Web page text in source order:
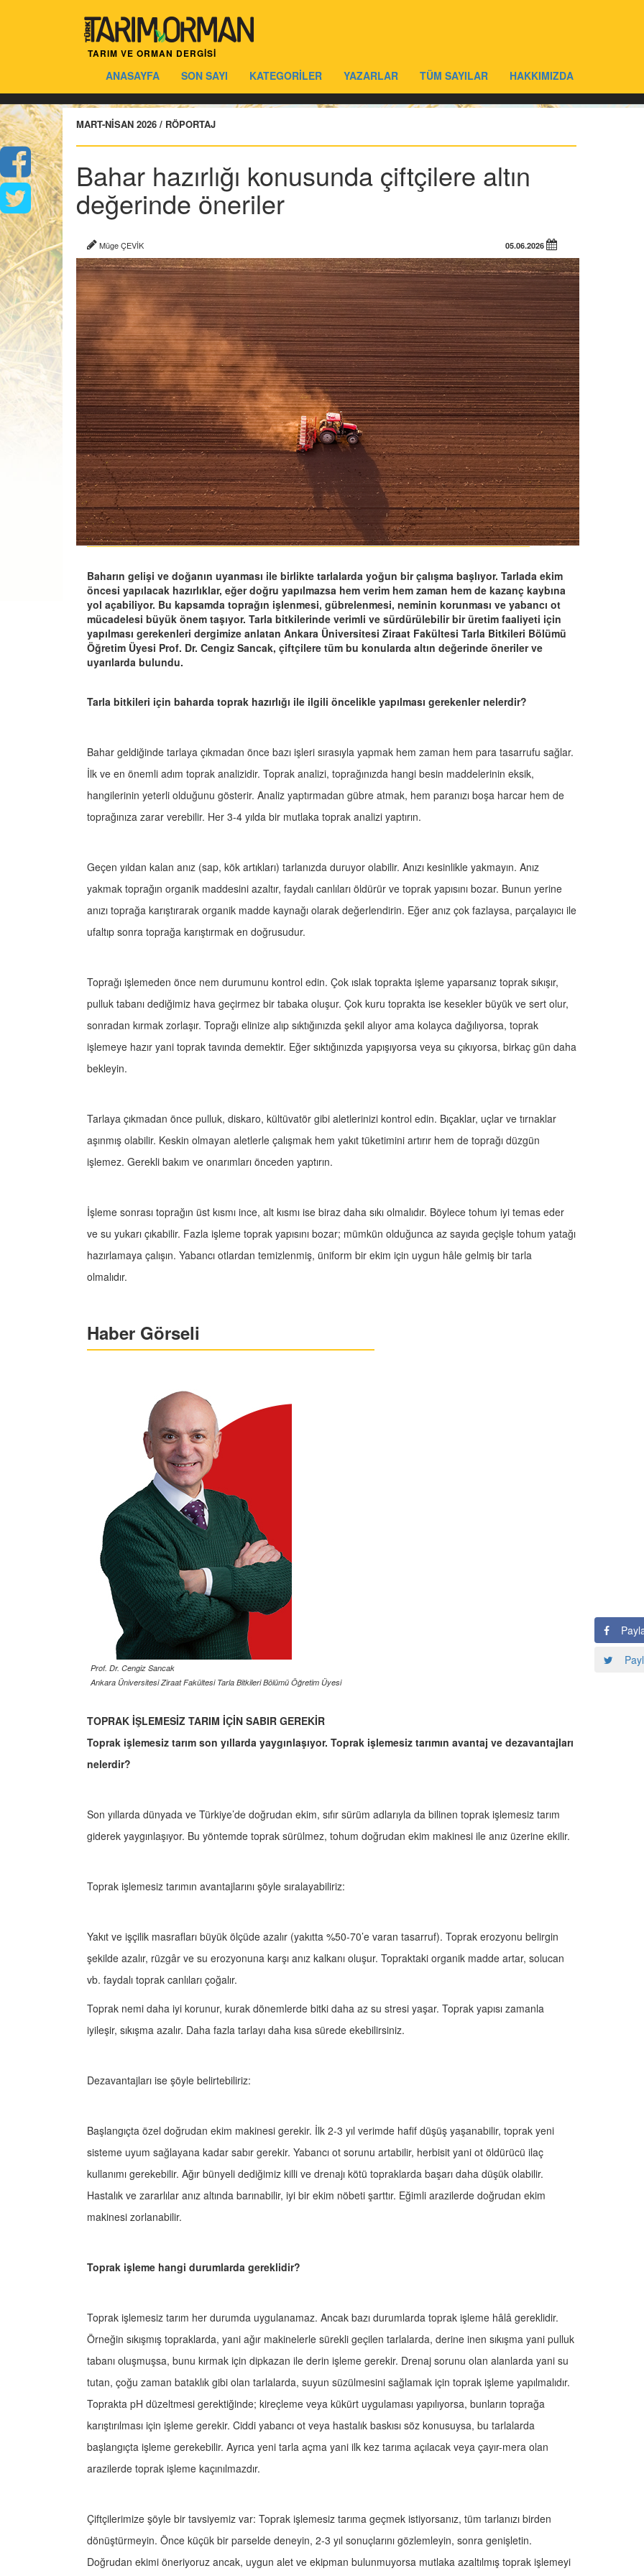
TARIM VE ORMAN DERGİSİ
ANASAYFA SON SAYI KATEGORİLER YAZARLAR TÜM SAYILAR HAKKIMIZDA
MART-NİSAN 2026 / RÖPORTAJ
Bahar hazırlığı konusunda çiftçilere altın
değerinde öneriler
Müge ÇEVİK 05.06.2026
Baharın gelişi ve doğanın uyanması ile birlikte tarlalarda yoğun bir çalışma başlıyor. Tarlada ekim
öncesi yapılacak hazırlıklar, eğer doğru yapılmazsa hem verim hem zaman hem de kazanç kaybına
yol açabiliyor. Bu kapsamda toprağın işlenmesi, gübrelenmesi, neminin korunması ve yabancı ot
mücadelesi büyük önem taşıyor. Tarla bitkilerinde verimli ve sürdürülebilir bir üretim faaliyeti için
yapılması gerekenleri dergimize anlatan Ankara Üniversitesi Ziraat Fakültesi Tarla Bitkileri Bölümü
Öğretim Üyesi Prof. Dr. Cengiz Sancak, çiftçilere tüm bu konularda altın değerinde öneriler ve
uyarılarda bulundu.
Tarla bitkileri için baharda toprak hazırlığı ile ilgili öncelikle yapılması gerekenler nelerdir?
Bahar geldiğinde tarlaya çıkmadan önce bazı işleri sırasıyla yapmak hem zaman hem para tasarrufu sağlar.
İlk ve en önemli adım toprak analizidir. Toprak analizi, toprağınızda hangi besin maddelerinin eksik,
hangilerinin yeterli olduğunu gösterir. Analiz yaptırmadan gübre atmak, hem paranızı boşa harcar hem de
toprağınıza zarar verebilir. Her 3-4 yılda bir mutlaka toprak analizi yaptırın.
Geçen yıldan kalan anız (sap, kök artıkları) tarlanızda duruyor olabilir. Anızı kesinlikle yakmayın. Anız
yakmak toprağın organik maddesini azaltır, faydalı canlıları öldürür ve toprak yapısını bozar. Bunun yerine
anızı toprağa karıştırarak organik madde kaynağı olarak değerlendirin. Eğer anız çok fazlaysa, parçalayıcı ile
ufaltıp sonra toprağa karıştırmak en doğrusudur.
Toprağı işlemeden önce nem durumunu kontrol edin. Çok ıslak toprakta işleme yaparsanız toprak sıkışır,
pulluk tabanı dediğimiz hava geçirmez bir tabaka oluşur. Çok kuru toprakta ise kesekler büyük ve sert olur,
sonradan kırmak zorlaşır. Toprağı elinize alıp sıktığınızda şekil alıyor ama kolayca dağılıyorsa, toprak
işlemeye hazır yani toprak tavında demektir. Eğer sıktığınızda yapışıyorsa veya su çıkıyorsa, birkaç gün daha
bekleyin.
Tarlaya çıkmadan önce pulluk, diskaro, kültüvatör gibi aletlerinizi kontrol edin. Bıçaklar, uçlar ve tırnaklar
aşınmış olabilir. Keskin olmayan aletlerle çalışmak hem yakıt tüketimini artırır hem de toprağı düzgün
işlemez. Gerekli bakım ve onarımları önceden yaptırın.
İşleme sonrası toprağın üst kısmı ince, alt kısmı ise biraz daha sıkı olmalıdır. Böylece tohum iyi temas eder
ve su yukarı çıkabilir. Fazla işleme toprak yapısını bozar; mümkün olduğunca az sayıda geçişle tohum yatağı
hazırlamaya çalışın. Yabancı otlardan temizlenmiş, üniform bir ekim için uygun hâle gelmiş bir tarla
olmalıdır.
Haber Görseli
Prof. Dr. Cengiz Sancak
Ankara Üniversitesi Ziraat Fakültesi Tarla Bitkileri Bölümü Öğretim Üyesi
TOPRAK İŞLEMESİZ TARIM İÇİN SABIR GEREKİR
Toprak işlemesiz tarım son yıllarda yaygınlaşıyor. Toprak işlemesiz tarımın avantaj ve dezavantajları
nelerdir?
Son yıllarda dünyada ve Türkiye’de doğrudan ekim, sıfır sürüm adlarıyla da bilinen toprak işlemesiz tarım
giderek yaygınlaşıyor. Bu yöntemde toprak sürülmez, tohum doğrudan ekim makinesi ile anız üzerine ekilir.
Toprak işlemesiz tarımın avantajlarını şöyle sıralayabiliriz:
Yakıt ve işçilik masrafları büyük ölçüde azalır (yakıtta %50-70’e varan tasarruf). Toprak erozyonu belirgin
şekilde azalır, rüzgâr ve su erozyonuna karşı anız kalkanı oluşur. Topraktaki organik madde artar, solucan
vb. faydalı toprak canlıları çoğalır.
Toprak nemi daha iyi korunur, kurak dönemlerde bitki daha az su stresi yaşar. Toprak yapısı zamanla
iyileşir, sıkışma azalır. Daha fazla tarlayı daha kısa sürede ekebilirsiniz.
Dezavantajları ise şöyle belirtebiliriz:
Başlangıçta özel doğrudan ekim makinesi gerekir. İlk 2-3 yıl verimde hafif düşüş yaşanabilir, toprak yeni
sisteme uyum sağlayana kadar sabır gerekir. Yabancı ot sorunu artabilir, herbisit yani ot öldürücü ilaç
kullanımı gerekebilir. Ağır bünyeli dediğimiz killi ve drenajı kötü topraklarda başarı daha düşük olabilir.
Hastalık ve zararlılar anız altında barınabilir, iyi bir ekim nöbeti şarttır. Eğimli arazilerde doğrudan ekim
makinesi zorlanabilir.
Toprak işleme hangi durumlarda gereklidir?
Toprak işlemesiz tarım her durumda uygulanamaz. Ancak bazı durumlarda toprak işleme hâlâ gereklidir.
Örneğin sıkışmış topraklarda, yani ağır makinelerle sürekli geçilen tarlalarda, derine inen sıkışma yani pulluk
tabanı oluşmuşsa, bunu kırmak için dipkazan ile derin işleme gerekir. Drenaj sorunu olan alanlarda yani su
tutan, çoğu zaman bataklık gibi olan tarlalarda, suyun süzülmesini sağlamak için toprak işleme yapılmalıdır.
Toprakta pH düzeltmesi gerektiğinde; kireçleme veya kükürt uygulaması yapılıyorsa, bunların toprağa
karıştırılması için işleme gerekir. Ciddi yabancı ot veya hastalık baskısı söz konusuysa, bu tarlalarda
başlangıçta işleme gerekebilir. Ayrıca yeni tarla açma yani ilk kez tarıma açılacak veya çayır-mera olan
arazilerde toprak işleme kaçınılmazdır.
Çiftçilerimize şöyle bir tavsiyemiz var: Toprak işlemesiz tarıma geçmek istiyorsanız, tüm tarlanızı birden
dönüştürmeyin. Önce küçük bir parselde deneyin, 2-3 yıl sonuçlarını gözlemleyin, sonra genişletin.
Doğrudan ekimi öneriyoruz ancak, uygun alet ve ekipman bulunmuyorsa mutlaka azaltılmış toprak işlemeyi